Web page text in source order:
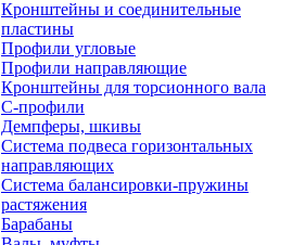
Кронштейны и соединительные
пластины
Профили угловые
Профили направляющие
Кронштейны для торсионного вала
С-профили
Демпферы, шкивы
Система подвеса горизонтальных
направляющих
Система балансировки-пружины
растяжения
Барабаны